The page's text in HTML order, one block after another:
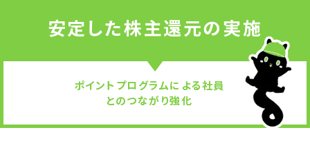
安定した株主還元の実施
ポイントプログラムによる社員
とのつながり強化